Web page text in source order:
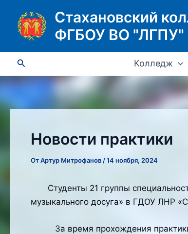
содержимому
Стахановский
ФГБОУ ВО "ЛГПУ"
Поиск Колледж
Новости практики
ОтАртур Митрофанов /14 ноября, 2024
Студенты 21 группы
музыкального досуга» в ГДОУ ЛНР
За время прохождения практики